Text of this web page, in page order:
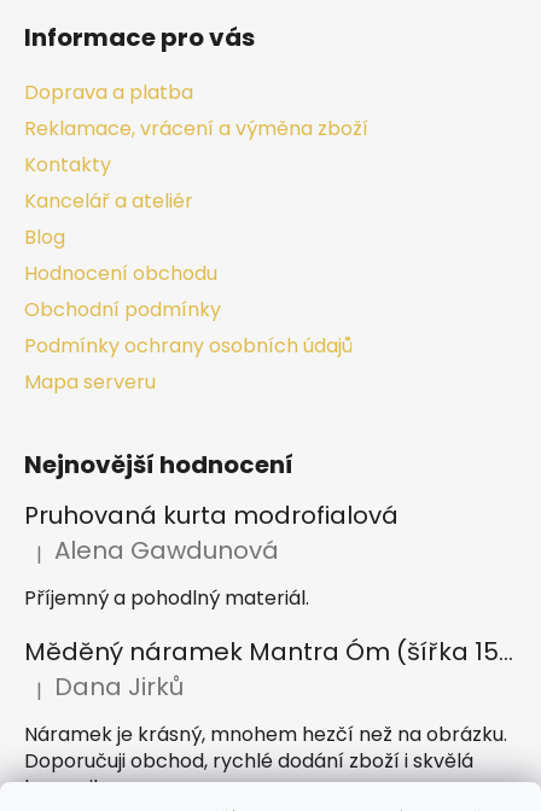
Informace pro vás
Doprava a platba
Reklamace, vrácení a výměna zboží
Kontakty
Kancelář a ateliér
Blog
Hodnocení obchodu
Obchodní podmínky
Podmínky ochrany osobních údajů
Mapa serveru
Nejnovější hodnocení
Pruhovaná kurta modrofialová
Hodnocení produktu je 5 z 5 hvězdiček.
| Alena Gawdunová
Příjemný a pohodlný materiál.
Měděný náramek Mantra Óm (šířka 15 mm)
Hodnocení produktu je 5 z 5 hvězdiček.
| Dana Jirků
Náramek je krásný, mnohem hezčí než na obrázku.
Doporučuji obchod, rychlé dodání zboží i skvělá
komunikace